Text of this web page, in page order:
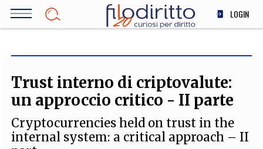
Salta
LOGIN
SOCIETÀ
MEDICINA
STORIA E FILOSOFIA
Trust interno di criptovalute:
un approccio critico - II parte
Cryptocurrencies held on trust in the
internal system: a critical approach – II